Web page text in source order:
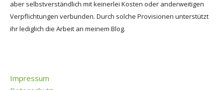
aber selbstverständlich mit keinerlei Kosten oder anderweitigen
Verpflichtungen verbunden. Durch solche Provisionen unterstützt
ihr lediglich die Arbeit an meinem Blog.
Impressum